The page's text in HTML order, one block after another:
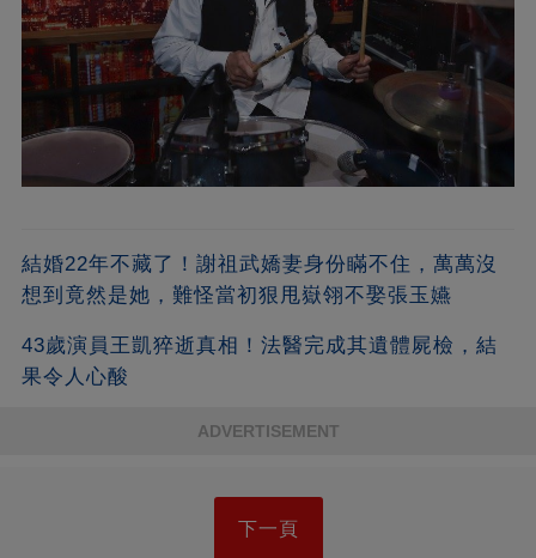
結婚22年不藏了！謝祖武嬌妻身份瞞不住，萬萬沒
想到竟然是她，難怪當初狠甩嶽翎不娶張玉嬿
43歲演員王凱猝逝真相！法醫完成其遺體屍檢，結
果令人心酸
ADVERTISEMENT
下一頁